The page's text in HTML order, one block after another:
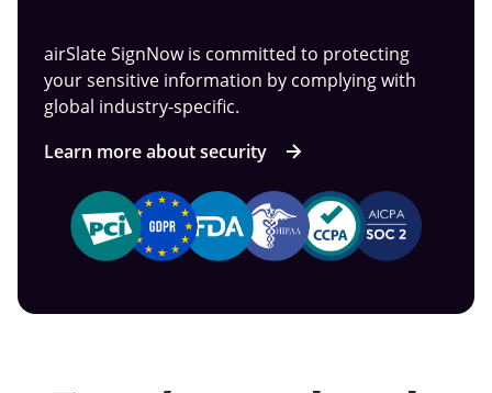
airSlate SignNow is committed to protecting
your sensitive information by complying with
global industry-specific.
Learn more about security